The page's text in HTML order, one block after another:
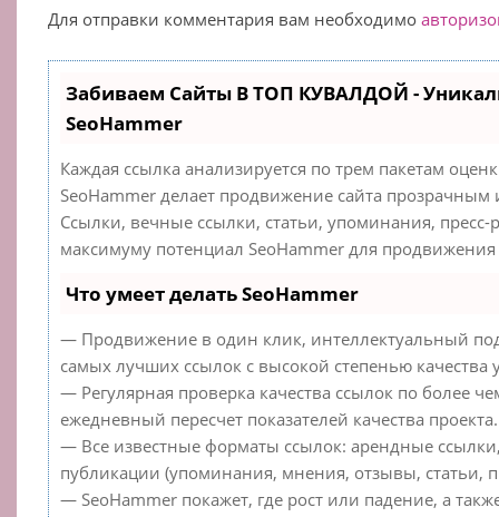
Для отправки комментария вам необходимо
Забиваем Сайты В ТОП КУВАЛДОЙ -
SeoHammer
Каждая ссылка анализируется по трем пакетам
SeoHammer делает продвижение сайта
Ссылки, вечные ссылки, статьи, упоминания, пресс-
максимуму потенциал SeoHammer для продвижения
Что умеет делать SeoHammer
— Продвижение в один клик, интеллектуальный
самых лучших ссылок с высокой степенью
— Регулярная проверка качества ссылок по более
ежедневный пересчет показателей качества проекта.
— Все известные форматы ссылок: арендные
публикации (упоминания, мнения, отзывы, статьи,
— SeoHammer покажет, где рост или падение, а